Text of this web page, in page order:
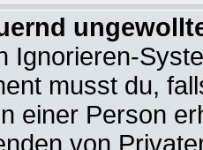
Ignorieren-
musst du,
einer Person
von